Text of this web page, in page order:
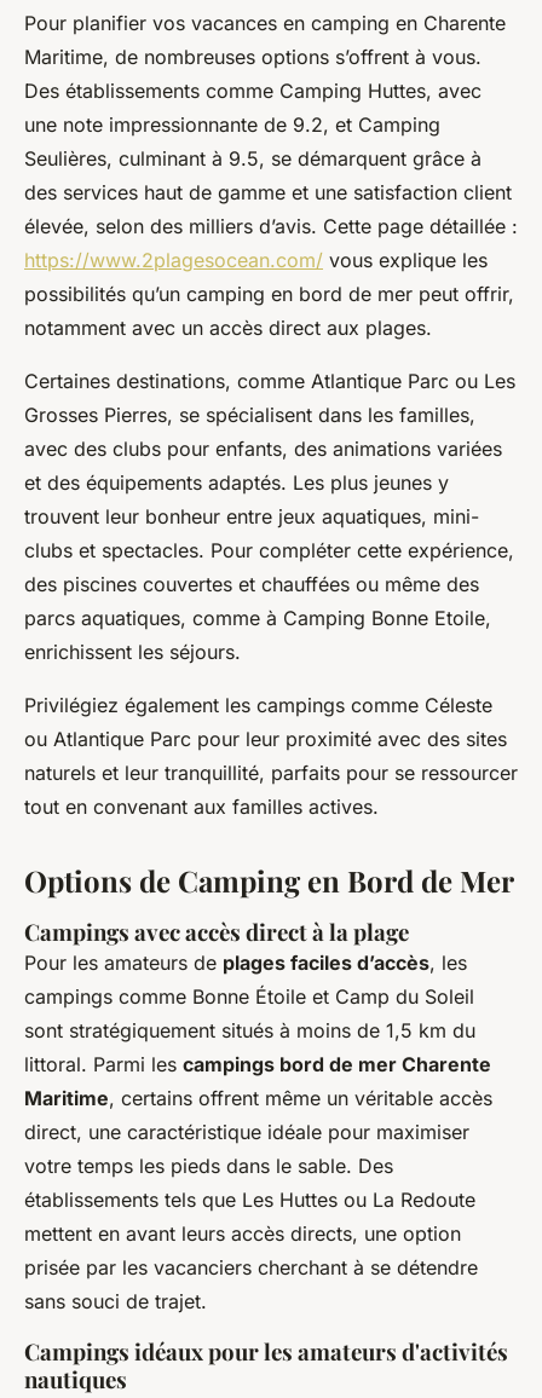
Pour planifier vos vacances en camping en Charente
Maritime, de nombreuses options s’offrent à vous.
Des établissements comme Camping Huttes, avec
une note impressionnante de 9.2, et Camping
Seulières, culminant à 9.5, se démarquent grâce à
des services haut de gamme et une satisfaction client
élevée, selon des milliers d’avis. Cette page détaillée :
https://www.2plagesocean.com/ vous explique les
possibilités qu’un camping en bord de mer peut offrir,
notamment avec un accès direct aux plages.
Certaines destinations, comme Atlantique Parc ou Les
Grosses Pierres, se spécialisent dans les familles,
avec des clubs pour enfants, des animations variées
et des équipements adaptés. Les plus jeunes y
trouvent leur bonheur entre jeux aquatiques, mini-
clubs et spectacles. Pour compléter cette expérience,
des piscines couvertes et chauffées ou même des
parcs aquatiques, comme à Camping Bonne Etoile,
enrichissent les séjours.
Privilégiez également les campings comme Céleste
ou Atlantique Parc pour leur proximité avec des sites
naturels et leur tranquillité, parfaits pour se ressourcer
tout en convenant aux familles actives.
Options de Camping en Bord de Mer
Campings avec accès direct à la plage
Pour les amateurs de plages faciles d’accès, les
campings comme Bonne Étoile et Camp du Soleil
sont stratégiquement situés à moins de 1,5 km du
littoral. Parmi les campings bord de mer Charente
Maritime, certains offrent même un véritable accès
direct, une caractéristique idéale pour maximiser
votre temps les pieds dans le sable. Des
établissements tels que Les Huttes ou La Redoute
mettent en avant leurs accès directs, une option
prisée par les vacanciers cherchant à se détendre
sans souci de trajet.
Campings idéaux pour les amateurs d'activités
nautiques